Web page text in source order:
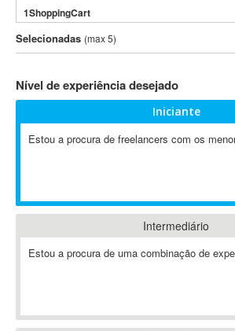
1ShoppingCart
3DS Max
3GSM
802.11
A-GPS
ABAP
Abaqus
ABBYY FineReader
Ableton
Selecionadas (max 5)
Nível de experiência desejado
Iniciante
Estou a procura de freelancers com os
Intermediário
Estou a procura de uma combinação de